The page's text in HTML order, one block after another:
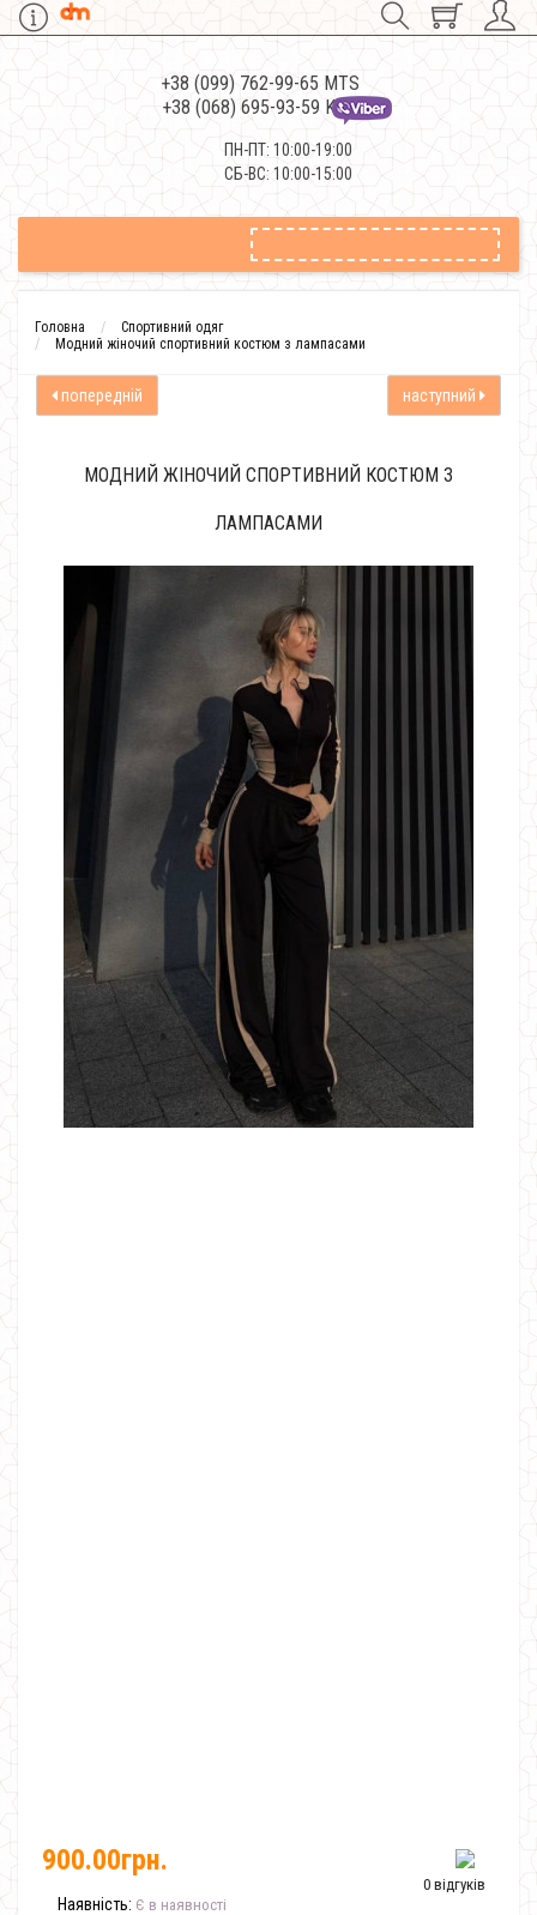
+38 (099) 762-99-65 MTS
+38 (068) 695-93-59 Kievstar
ПН-ПТ: 10:00-19:00
СБ-ВС: 10:00-15:00
Головна
Спортивний одяг
Модний жіночий спортивний костюм з лампасами
попередній наступний
МОДНИЙ ЖІНОЧИЙ СПОРТИВНИЙ КОСТЮМ З
ЛАМПАСАМИ
0 відгуків
900.00грн.
Наявність: Є в наявності